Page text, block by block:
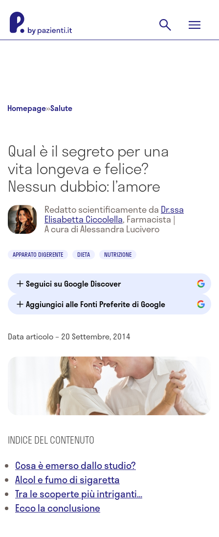
Homepage»Salute
Qual è il segreto per una
vita longeva e felice?
Nessun dubbio: l’amore
Redatto scientificamente da Dr.ssa
Elisabetta Ciccolella, Farmacista |
A cura di Alessandra Lucivero
APPARATO DIGERENTE DIETA NUTRIZIONE
Seguici su Google Discover
Aggiungici alle Fonti Preferite di Google
Data articolo – 20 Settembre, 2014
INDICE DEL CONTENUTO
Cosa è emerso dallo studio?
Alcol e fumo di sigaretta
Tra le scoperte più intriganti…
Ecco la conclusione